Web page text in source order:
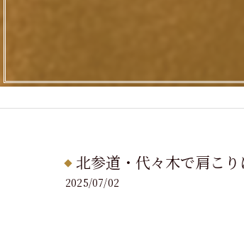
北参道・代々木で肩こ
2025/07/02